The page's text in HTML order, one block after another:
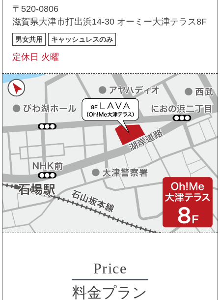
〒520-0806
滋賀県大津市打出浜14-30 オーミー大津テラス8F
男女共用 キャッシュレスのみ
定休日 火曜
Price
料金プラン